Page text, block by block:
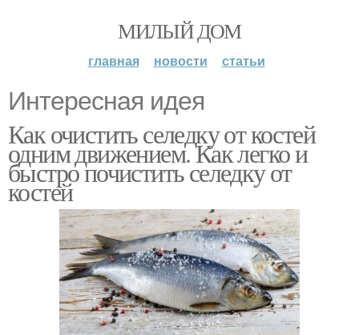
МИЛЫЙ ДОМ
главная новости статьи
Интересная идея
Как очистить селедку от костей
одним движением. Как легко и
быстро почистить селедку от
костей